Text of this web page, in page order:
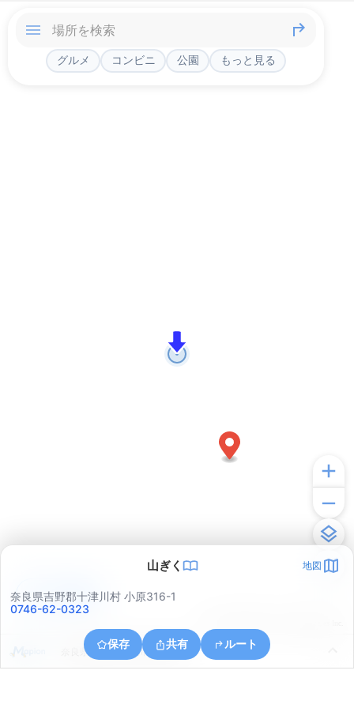
グルメ コンビニ 公園 もっと見る
山ぎく 地図
奈良県吉野郡十津川村 小原316-1
0746-62-0323
保存 共有 ルート
奈良県吉野郡十津川村湯之原
アプリで見る